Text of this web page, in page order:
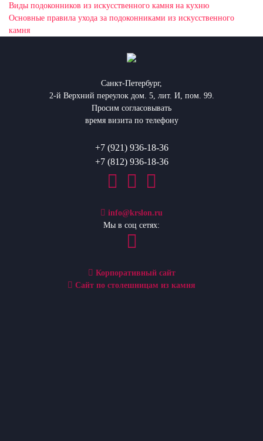
Виды подоконников из искусственного камня на кухню
Основные правила ухода за подоконниками из искусственного
камня
Санкт-Петербург,
2-й Верхний переулок дом. 5, лит. И, пом. 99.
Просим согласовывать
время визита по телефону
+7 (921) 936-18-36
+7 (812) 936-18-36
info@krslon.ru
Мы в соц сетях:
Корпоративный сайт
Сайт по столешницам из камня